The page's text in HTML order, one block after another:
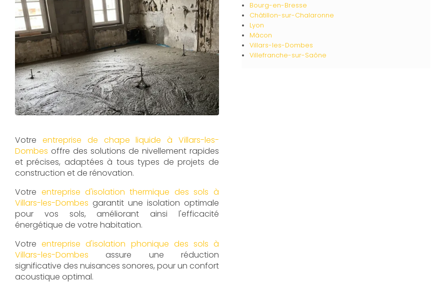
Votre entreprise de chape liquide à Villars-les-
Dombes offre des solutions de nivellement rapides
et précises, adaptées à tous types de projets de
construction et de rénovation.
Votre entreprise d'isolation thermique des sols à
Villars-les-Dombes garantit une isolation optimale
pour vos sols, améliorant ainsi l'efficacité
énergétique de votre habitation.
Votreentreprise d'isolation phonique des sols à
Villars-les-Dombes assure une réduction
significative des nuisances sonores, pour un confort
acoustique optimal.
Bourg-en-Bresse
Châtillon-sur-Chalaronne
Lyon
Mâcon
Villars-les-Dombes
Villefranche-sur-Saône